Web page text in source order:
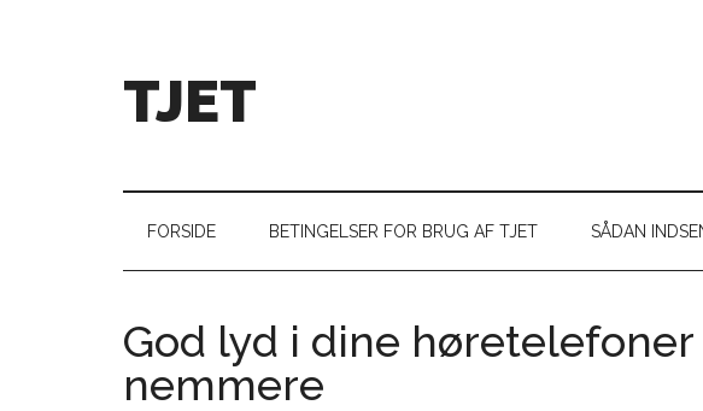
TJET
FORSIDE BETINGELSER FOR BRUG AF TJET SÅDAN
God lyd i dine
nemmere